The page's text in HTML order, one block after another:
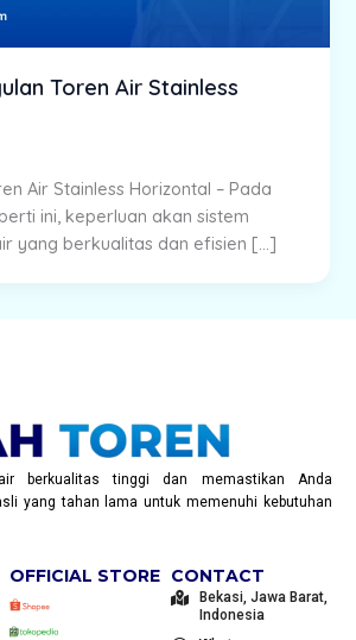
Toren Air Stainless
Air Stainless Horizontal – Pada
ini, keperluan akan sistem
yang berkualitas dan efisien […]
berkualitas tinggi dan memastikan Anda
yang tahan lama untuk memenuhi kebutuhan
OFFICIAL STORE CONTACT
Bekasi, Jawa Barat,
Indonesia